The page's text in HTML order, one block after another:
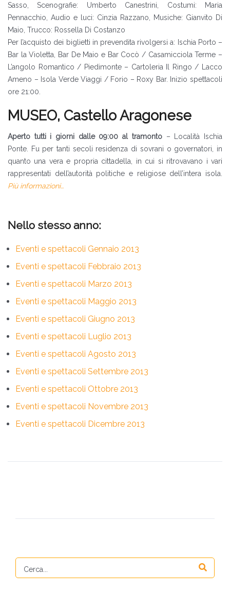
Sasso, Scenografie: Umberto Canestrini, Costumi: Maria
Pennacchio, Audio e luci: Cinzia Razzano, Musiche: Gianvito Di
Maio, Trucco: Rossella Di Costanzo
Per l’acquisto dei biglietti in prevendita rivolgersi a: Ischia Porto –
Bar la Violetta, Bar De Maio e Bar Cocò / Casamicciola Terme –
L’angolo Romantico / Piedimonte – Cartoleria Il Ringo / Lacco
Ameno – Isola Verde Viaggi / Forio – Roxy Bar. Inizio spettacoli
ore 21:00.
MUSEO, Castello Aragonese
Aperto tutti i giorni dalle 09:00 al tramonto– Località Ischia
Ponte. Fu per tanti secoli residenza di sovrani o governatori, in
quanto una vera e propria cittadella, in cui si ritrovavano i vari
rappresentati dell’autorità politiche e religiose dell’intera isola.
Più informazioni…
Nello stesso anno:
Eventi e spettacoli Gennaio 2013
Eventi e spettacoli Febbraio 2013
Eventi e spettacoli Marzo 2013
Eventi e spettacoli Maggio 2013
Eventi e spettacoli Giugno 2013
Eventi e spettacoli Luglio 2013
Eventi e spettacoli Agosto 2013
Eventi e spettacoli Settembre 2013
Eventi e spettacoli Ottobre 2013
Eventi e spettacoli Novembre 2013
Eventi e spettacoli Dicembre 2013